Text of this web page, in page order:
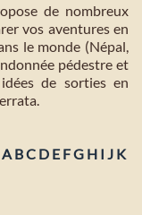
de nombreux
vos aventures en
le monde (Népal,
pédestre et
de sorties en
A BC D E FG H I J K